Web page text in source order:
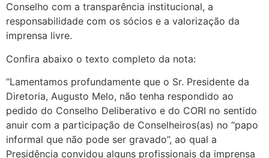
Conselho com a transparência institucional, a
responsabilidade com os sócios e a valorização da
imprensa livre.
Confira abaixo o texto completo da nota:
“Lamentamos profundamente que o Sr. Presidente da
Diretoria, Augusto Melo, não tenha respondido ao
pedido do Conselho Deliberativo e do CORI no sentido
anuir com a participação de Conselheiros(as) no “papo
informal que não pode ser gravado”, ao qual a
Presidência convidou alguns profissionais da imprensa